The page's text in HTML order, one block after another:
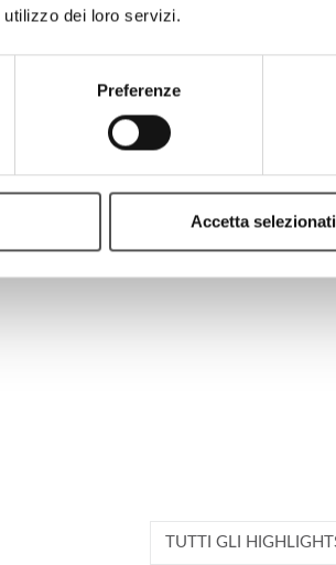
dei loro servizi.
Preferenze
Accetta selezionati
TUTTI GLI